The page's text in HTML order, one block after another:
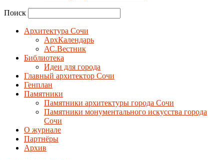
Поиск
Архитектура Сочи
АрхКалендарь
АС.Вестник
Библиотека
Идеи для города
Главный архитектор Сочи
Генплан
Памятники
Памятники архитектуры города Сочи
Памятники монументального искусства города
Сочи
О журнале
Партнёры
Архив